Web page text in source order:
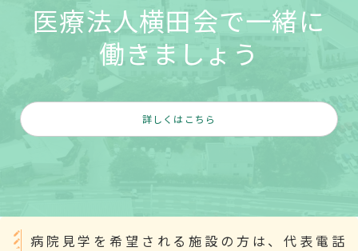
医療法人横田会で一緒に
働きましょう
詳しくはこちら
病院見学を希望される施設の方は、代表電話